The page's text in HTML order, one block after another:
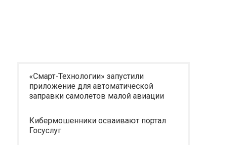
«Смарт-Технологии» запустили
приложение для автоматической
заправки самолетов малой авиации
Кибермошенники осваивают портал
Госуслуг